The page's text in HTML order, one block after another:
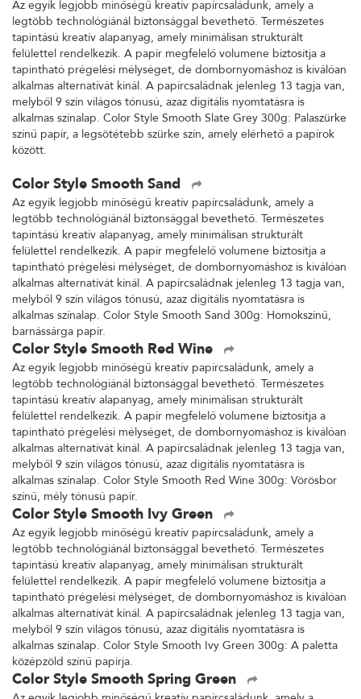
Az egyik legjobb minőségű kreatív papírcsaládunk, amely a
legtöbb technológiánál biztonsággal bevethető. Természetes
tapintású kreatív alapanyag, amely minimálisan strukturált
felülettel rendelkezik. A papír megfelelő volumene biztosítja a
tapintható prégelési mélységet, de dombornyomáshoz is kiválóan
alkalmas alternatívát kínál. A papírcsaládnak jelenleg 13 tagja van,
melyből 9 szín világos tónusú, azaz digitális nyomtatásra is
alkalmas színalap. Color Style Smooth Slate Grey 300g: Palaszürke
színű papír, a legsötétebb szürke szín, amely elérhető a papírok
között.
Color Style Smooth Sand
Az egyik legjobb minőségű kreatív papírcsaládunk, amely a
legtöbb technológiánál biztonsággal bevethető. Természetes
tapintású kreatív alapanyag, amely minimálisan strukturált
felülettel rendelkezik. A papír megfelelő volumene biztosítja a
tapintható prégelési mélységet, de dombornyomáshoz is kiválóan
alkalmas alternatívát kínál. A papírcsaládnak jelenleg 13 tagja van,
melyből 9 szín világos tónusú, azaz digitális nyomtatásra is
alkalmas színalap. Color Style Smooth Sand 300g: Homokszínű,
barnássárga papír.
Color Style Smooth Red Wine
Az egyik legjobb minőségű kreatív papírcsaládunk, amely a
legtöbb technológiánál biztonsággal bevethető. Természetes
tapintású kreatív alapanyag, amely minimálisan strukturált
felülettel rendelkezik. A papír megfelelő volumene biztosítja a
tapintható prégelési mélységet, de dombornyomáshoz is kiválóan
alkalmas alternatívát kínál. A papírcsaládnak jelenleg 13 tagja van,
melyből 9 szín világos tónusú, azaz digitális nyomtatásra is
alkalmas színalap. Color Style Smooth Red Wine 300g: Vörösbor
színű, mély tónusú papír.
Color Style Smooth Ivy Green
Az egyik legjobb minőségű kreatív papírcsaládunk, amely a
legtöbb technológiánál biztonsággal bevethető. Természetes
tapintású kreatív alapanyag, amely minimálisan strukturált
felülettel rendelkezik. A papír megfelelő volumene biztosítja a
tapintható prégelési mélységet, de dombornyomáshoz is kiválóan
alkalmas alternatívát kínál. A papírcsaládnak jelenleg 13 tagja van,
melyből 9 szín világos tónusú, azaz digitális nyomtatásra is
alkalmas színalap. Color Style Smooth Ivy Green 300g: A paletta
középzöld színű papírja.
Color Style Smooth Spring Green